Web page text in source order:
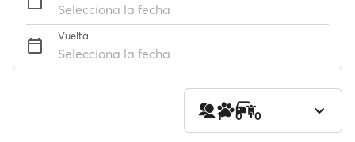
Selecciona la fecha
Vuelta
Selecciona la fecha
1 0 0